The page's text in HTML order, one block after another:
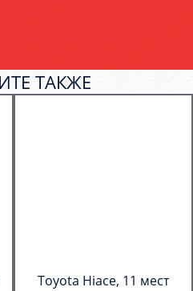
ТАКЖЕ
Toyota Hiace, 11 мест